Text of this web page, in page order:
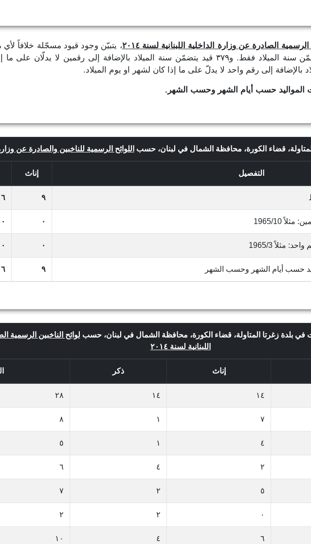
الصادرة عن وزارة الداخلية اللبنانية لسنة ٢٠١٤ ، يتبيّن وجود قيود مسجّلة خلافاً
تاريخ الميلاد، حيث نجد ٣٨٩,٢٨١ قيد يتضمّن سنة الميلاد فقط. و٣٧٩ قيد يتضمّن سنة الميلاد بالإضافة إلى
المواليد حسب أيام الشهر وحسب الشهر.
المتاولة، قضاء الكورة، محافظة الشمال في لبنان، حسب اللوائح الرسمية للناخبين والصادرة عن وزارة
التفصيل إناث
٩ ٦
1965/10 ٠ ٠
مثلاً 1965/3 ٠ ٠
حسب أيام الشهر وحسب الشهر ٩ ٦
في بلدة زغرتا المتاولة، قضاء الكورة، محافظة الشمال في لبنان، حسب لوائح الناخبين الرسمية
اللبنانية لسنة ٢٠١٤
إناث ذكر
١٤ ١٤ ٢٨
٧ ١ ٨
٤ ١ ٥
٢ ٤ ٦
٥ ٢ ٧
٠ ٢ ٢
٦ ٤ ١٠